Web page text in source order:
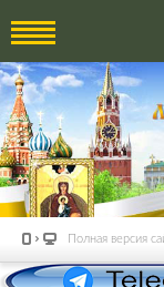
Полная версия